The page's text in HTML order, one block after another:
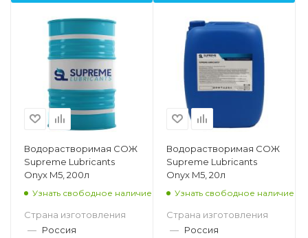
Водорастворимая СОЖ
Supreme Lubricants
Onyx M5, 200л
Узнать свободное наличие
Страна изготовления
— Россия
Водорастворимая СОЖ
Supreme Lubricants
Onyx M5, 20л
Узнать свободное наличие
Страна изготовления
— Россия